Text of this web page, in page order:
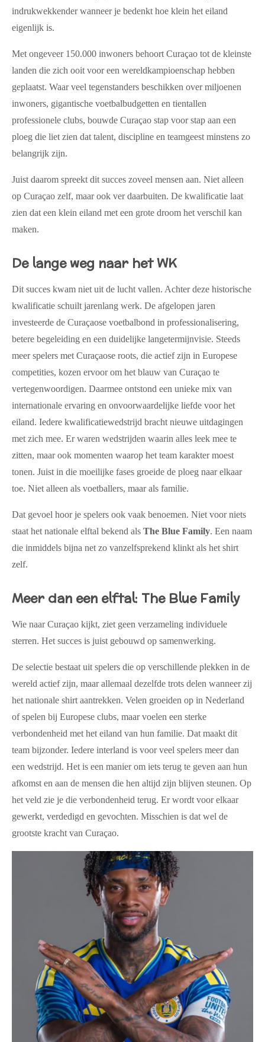
indrukwekkender wanneer je bedenkt hoe klein het eiland
eigenlijk is.
Met ongeveer 150.000 inwoners behoort Curaçao tot de kleinste
landen die zich ooit voor een wereldkampioenschap hebben
geplaatst. Waar veel tegenstanders beschikken over miljoenen
inwoners, gigantische voetbalbudgetten en tientallen
professionele clubs, bouwde Curaçao stap voor stap aan een
ploeg die liet zien dat talent, discipline en teamgeest minstens zo
belangrijk zijn.
Juist daarom spreekt dit succes zoveel mensen aan. Niet alleen
op Curaçao zelf, maar ook ver daarbuiten. De kwalificatie laat
zien dat een klein eiland met een grote droom het verschil kan
maken.
De lange weg naar het WK
Dit succes kwam niet uit de lucht vallen. Achter deze historische
kwalificatie schuilt jarenlang werk. De afgelopen jaren
investeerde de Curaçaose voetbalbond in professionalisering,
betere begeleiding en een duidelijke langetermijnvisie. Steeds
meer spelers met Curaçaose roots, die actief zijn in Europese
competities, kozen ervoor om het blauw van Curaçao te
vertegenwoordigen. Daarmee ontstond een unieke mix van
internationale ervaring en onvoorwaardelijke liefde voor het
eiland. Iedere kwalificatiewedstrijd bracht nieuwe uitdagingen
met zich mee. Er waren wedstrijden waarin alles leek mee te
zitten, maar ook momenten waarop het team karakter moest
tonen. Juist in die moeilijke fases groeide de ploeg naar elkaar
toe. Niet alleen als voetballers, maar als familie.
Dat gevoel hoor je spelers ook vaak benoemen. Niet voor niets
staat het nationale elftal bekend als The Blue Family. Een naam
die inmiddels bijna net zo vanzelfsprekend klinkt als het shirt
zelf.
Meer dan een elftal: The Blue Family
Wie naar Curaçao kijkt, ziet geen verzameling individuele
sterren. Het succes is juist gebouwd op samenwerking.
De selectie bestaat uit spelers die op verschillende plekken in de
wereld actief zijn, maar allemaal dezelfde trots delen wanneer zij
het nationale shirt aantrekken. Velen groeiden op in Nederland
of spelen bij Europese clubs, maar voelen een sterke
verbondenheid met het eiland van hun familie. Dat maakt dit
team bijzonder. Iedere interland is voor veel spelers meer dan
een wedstrijd. Het is een manier om iets terug te geven aan hun
afkomst en aan de mensen die hen altijd zijn blijven steunen. Op
het veld zie je die verbondenheid terug. Er wordt voor elkaar
gewerkt, verdedigd en gevochten. Misschien is dat wel de
grootste kracht van Curaçao.